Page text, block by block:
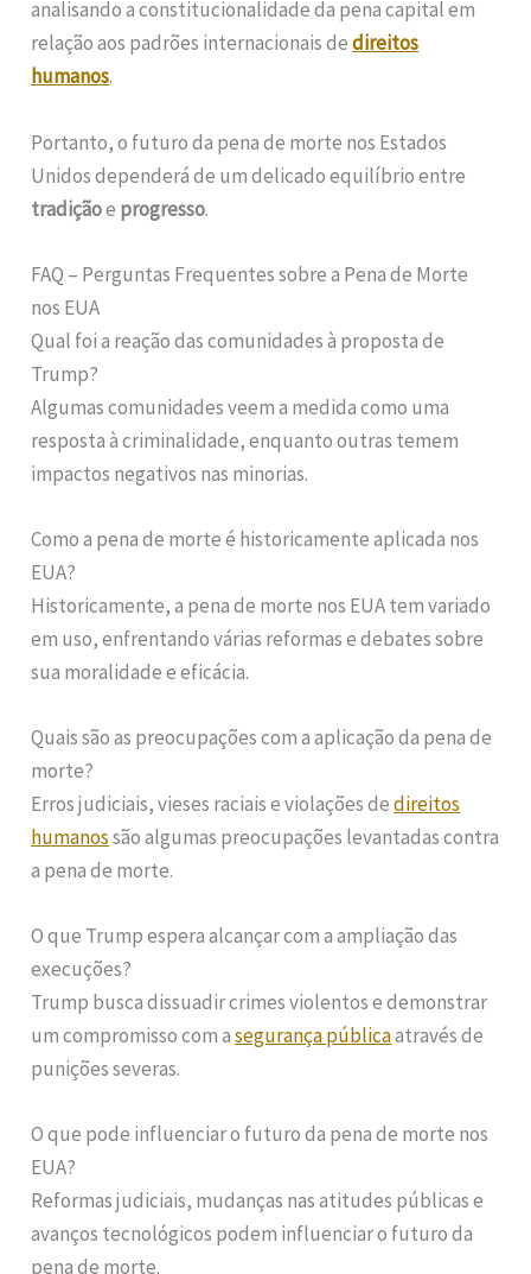
analisando a constitucionalidade da pena capital em
relação aos padrões internacionais dedireitos
humanos.
Portanto, o futuro da pena de morte nos Estados
Unidos dependerá de um delicado equilíbrio entre
tradiçãoe progresso.
FAQ – Perguntas Frequentes sobre a Pena de Morte
nos EUA
Qual foi a reação das comunidades à proposta de
Trump?
Algumas comunidades veem a medida como uma
resposta à criminalidade, enquanto outras temem
impactos negativos nas minorias.
Como a pena de morte é historicamente aplicada nos
EUA?
Historicamente, a pena de morte nos EUA tem variado
em uso, enfrentando várias reformas e debates sobre
sua moralidade e eficácia.
Quais são as preocupações com a aplicação da pena de
morte?
Erros judiciais, vieses raciais e violações dedireitos
humanossão algumas preocupações levantadas contra
a pena de morte.
O que Trump espera alcançar com a ampliação das
execuções?
Trump busca dissuadir crimes violentos e demonstrar
um compromisso com asegurança públicaatravés de
punições severas.
O que pode influenciar o futuro da pena de morte nos
EUA?
Reformas judiciais, mudanças nas atitudes públicas e
avanços tecnológicos podem influenciar o futuro da
pena de morte.